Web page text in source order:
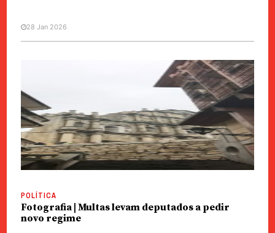
28 Jan 2026
POLÍTICA
Fotografia | Multas levam deputados a pedir
novo regime